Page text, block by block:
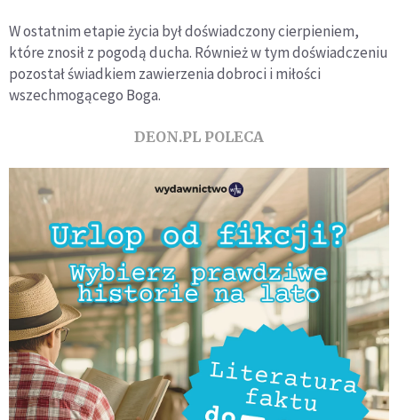
W ostatnim etapie życia był doświadczony cierpieniem,
które znosił z pogodą ducha. Również w tym doświadczeniu
pozostał świadkiem zawierzenia dobroci i miłości
wszechmogącego Boga.
DEON.PL POLECA